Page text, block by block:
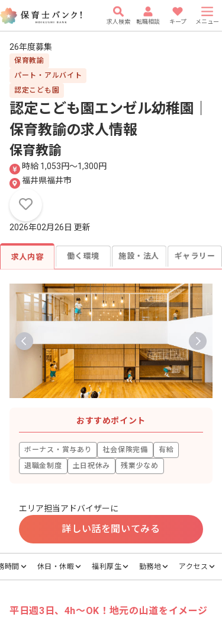
求人検索 転職相談 キープ メニュー
26年度募集
保育教諭
パート・アルバイト
認定こども園
認定こども園エンゼル幼稚園｜
保育教諭の求人情報
保育教諭
時給 1,053円〜1,300円
福井県福井市
2026年02月26日 更新
求人内容 働く環境 施設・法人 ギャラリー
おすすめポイント
ボーナス・賞与あり 社会保険完備
有給
退職金制度
土日祝休み 残業少なめ
エリア担当アドバイザーに
詳しい話を聞いてみる
時間 休日・休暇 福利厚生 勤務地 アクセス
平日週3日、4h～OK！地元の山道をイメージ